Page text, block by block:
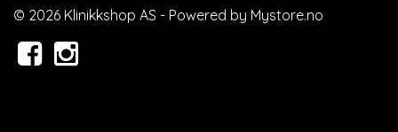
© 2026 Klinikkshop AS - Powered by Mystore.no